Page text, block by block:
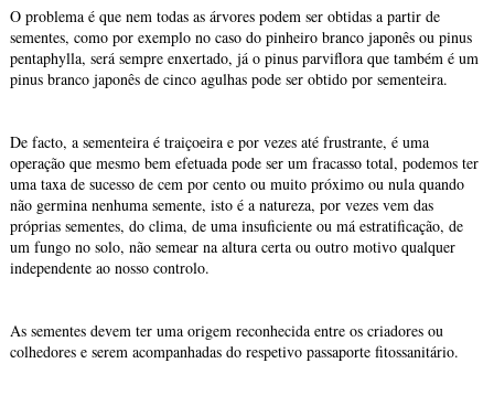
O problema é que nem todas as árvores podem ser obtidas a partir de
sementes, como por exemplo no caso do pinheiro branco japonês ou pinus
pentaphylla, será sempre enxertado, já o pinus parviflora que também é um
pinus branco japonês de cinco agulhas pode ser obtido por sementeira.
De facto, a sementeira é traiçoeira e por vezes até frustrante, é uma
operação que mesmo bem efetuada pode ser um fracasso total, podemos ter
uma taxa de sucesso de cem por cento ou muito próximo ou nula quando
não germina nenhuma semente, isto é a natureza, por vezes vem das
próprias sementes, do clima, de uma insuficiente ou má estratificação, de
um fungo no solo, não semear na altura certa ou outro motivo qualquer
independente ao nosso controlo.
As sementes devem ter uma origem reconhecida entre os criadores ou
colhedores e serem acompanhadas do respetivo passaporte fitossanitário.